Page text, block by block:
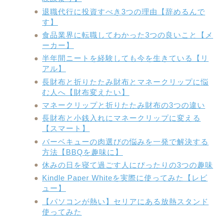
退職代行に投資すべき3つの理由【辞めるんで
す】
食品業界に転職してわかった3つの良いこと【メ
ーカー】
半年間ニートを経験しても今を生きている【リ
アル】
長財布と折りたたみ財布とマネークリップに悩
む人へ【財布変えたい】
マネークリップと折りたたみ財布の3つの違い
長財布と小銭入れにマネークリップに変える
【スマート】
バーベキューの肉選びの悩みを一発で解決する
方法【BBQを趣味に】
休みの日を寝て過ごす人にぴったりの3つの趣味
Kindle Paper Whiteを実際に使ってみた【レビ
ュー】
【パソコンが熱い】セリアにある放熱スタンド
使ってみた